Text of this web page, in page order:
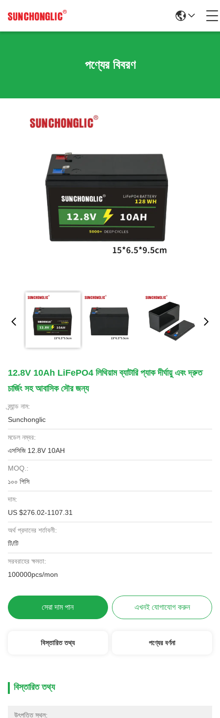
পণ্যের বিবরণ
12.8V 10Ah LiFePO4 লিথিয়াম ব্যাটারি প্যাক দীর্ঘায়ু এবং দ্রুত
চার্জিং সহ আবাসিক সৌর জন্য
ব্র্যান্ড নাম:
Sunchonglic
মডেল নম্বর:
এসসিজি 12.8V 10AH
MOQ.:
১০০ পিসি
দাম:
US $276.02-1107.31
অর্থ প্রদানের শর্তাবলী:
টি/টি
সরবরাহের ক্ষমতা:
100000pcs/mon
সেরা দাম পান এখনই যোগাযোগ করুন
বিস্তারিত তথ্য পণ্যের বর্ণনা
বিস্তারিত তথ্য
উৎপত্তি স্থল: